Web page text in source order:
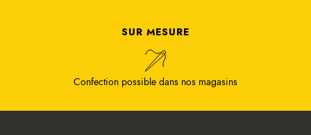
SUR MESURE
Confection possible dans nos magasins